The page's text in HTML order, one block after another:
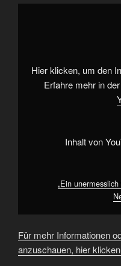
„Ein
Neukölln
#Gropiusstadt“
Hier klicken, um den
Erfahre mehr in der
Inhalt von
„Ein
Für mehr Informationen
anzuschauen, hier